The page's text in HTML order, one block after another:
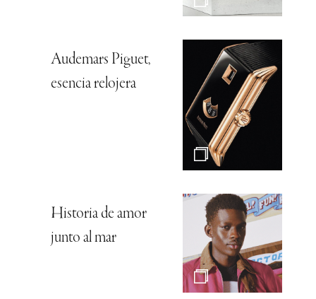
Audemars Piguet,
esencia relojera
Historia de amor
junto al mar